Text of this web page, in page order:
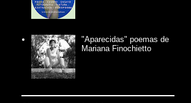
"Aparecidas" poemas de
Mariana Finochietto